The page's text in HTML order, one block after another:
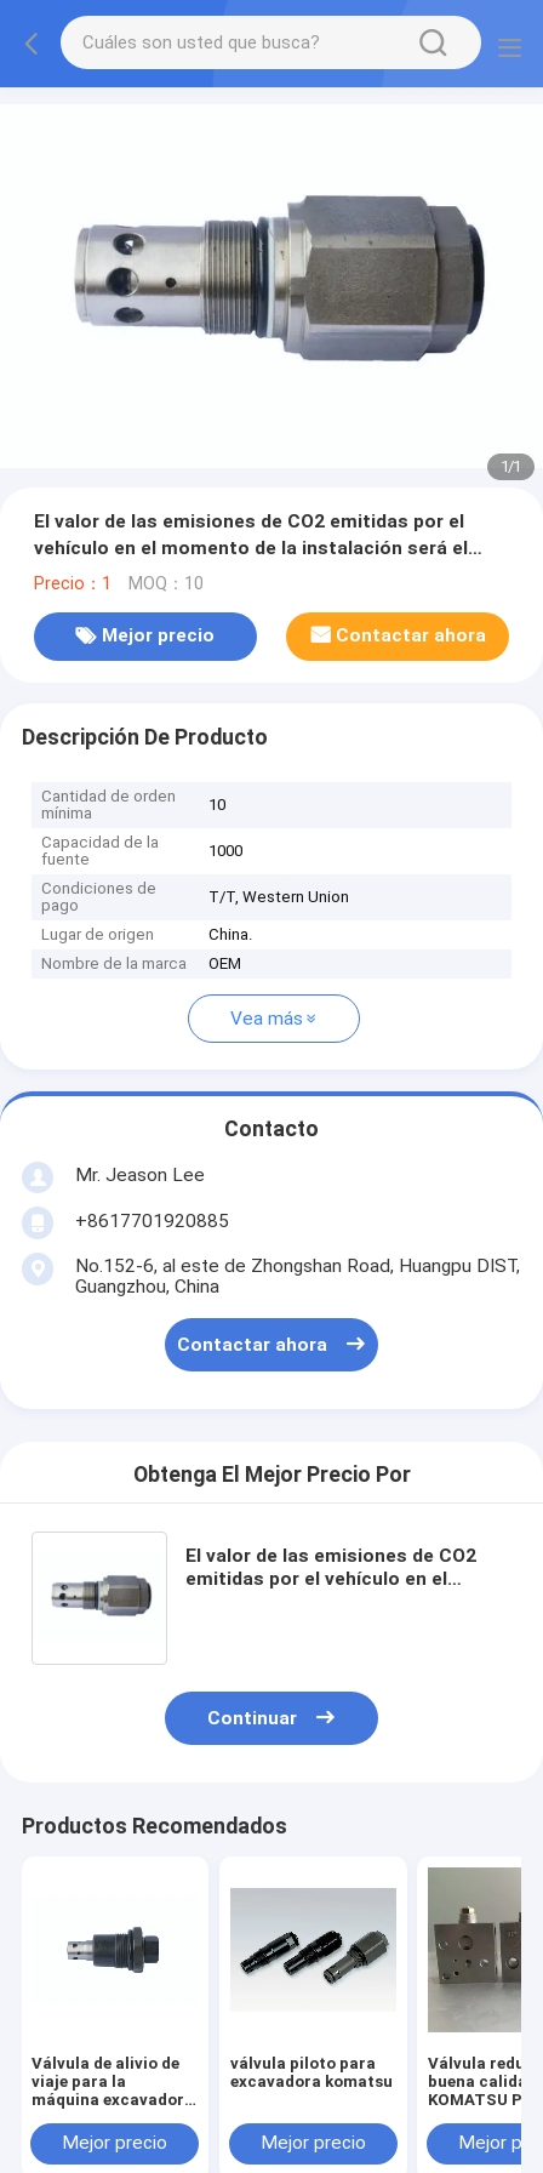
1/1
El valor de las emisiones de CO2 emitidas por el
vehículo en el momento de la instalación será el
valor de las emisiones de CO2 emitidas por el
Precio：1 MOQ：10
Mejor precio Contactar ahora
Descripción De Producto
Cantidad de orden
mínima
10
Capacidad de la
fuente
1000
Condiciones de
pago
T/T, Western Union
Lugar de origen
China.
Nombre de la marca
OEM
Vea más
Contacto
Mr. Jeason Lee
+8617701920885
No.152-6, al este de Zhongshan Road, Huangpu DIST,
Guangzhou, China
Contactar ahora
Obtenga El Mejor Precio Por
El valor de las emisiones de CO2
emitidas por el vehículo en el
Continuar
Productos Recomendados
Válvula de alivio de
viaje para la
máquina excavadora
Mejor precio
válvula piloto para
excavadora komatsu
Mejor precio
Válvula
buena calidad
KOMATSU
Mejor